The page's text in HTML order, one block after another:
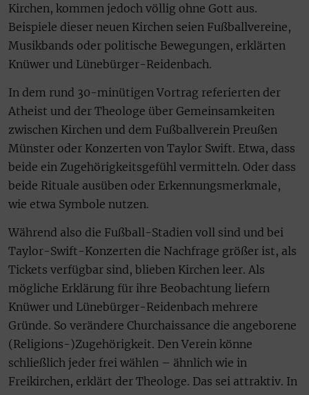
Kirchen, kommen jedoch völlig ohne Gott aus.
Beispiele dieser neuen Kirchen seien Fußballvereine,
Musikbands oder politische Bewegungen, erklärten
Knüwer und Lünebürger-Reidenbach.
In dem rund 30-minütigen Vortrag referierten der
Atheist und der Theologe über Gemeinsamkeiten
zwischen Kirchen und dem Fußballverein Preußen
Münster oder Konzerten von Taylor Swift. Etwa, dass
beide ein Zugehörigkeitsgefühl vermitteln. Oder dass
beide Rituale ausüben oder Erkennungsmerkmale,
wie etwa Symbole nutzen.
Während also die Fußball-Stadien voll sind und bei
Taylor-Swift-Konzerten die Nachfrage größer ist, als
Tickets verfügbar sind, blieben Kirchen leer. Als
mögliche Erklärung für ihre Beobachtung liefern
Knüwer und Lünebürger-Reidenbach mehrere
Gründe. So verändere Churchaissance die angeborene
(Religions-)Zugehörigkeit. Den Verein könne
schließlich jeder frei wählen – ähnlich wie in
Freikirchen, erklärt der Theologe. Das sei attraktiv. In